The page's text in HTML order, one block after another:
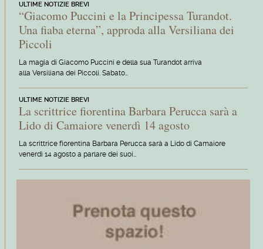
ULTIME NOTIZIE BREVI
“Giacomo Puccini e la Principessa Turandot.
Una fiaba eterna”, approda alla Versiliana dei
Piccoli
La magia di Giacomo Puccini e della sua Turandot arriva
alla Versiliana dei Piccoli. Sabato…
ULTIME NOTIZIE BREVI
La scrittrice fiorentina Barbara Perucca sarà a
Lido di Camaiore venerdì 14 agosto
La scrittrice fiorentina Barbara Perucca sarà a Lido di Camaiore
venerdì 14 agosto a parlare dei suoi…